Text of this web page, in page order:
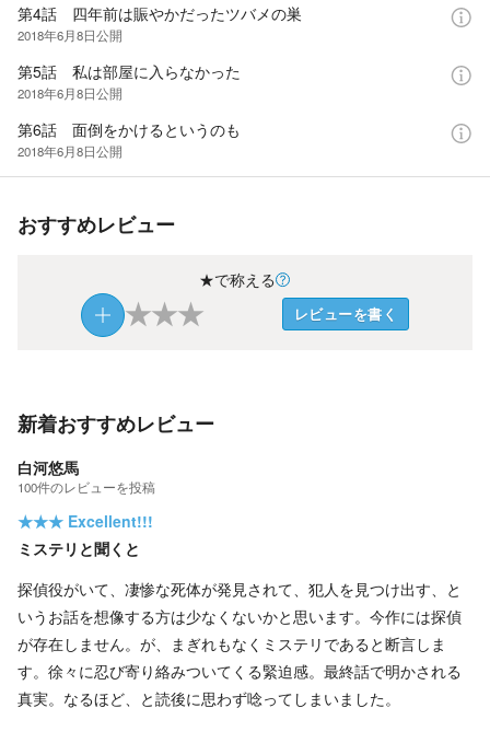
第4話 四年前は賑やかだったツバメの巣
2018年6月8日公開
第5話 私は部屋に入らなかった
2018年6月8日公開
第6話 面倒をかけるというのも
2018年6月8日公開
おすすめレビュー
★で称える
★★★ レビューを書く
新着おすすめレビュー
白河悠馬
100件のレビューを投稿
★★★ Excellent!!!
ミステリと聞くと
探偵役がいて、凄惨な死体が発見されて、犯人を見つけ出す、と
いうお話を想像する方は少なくないかと思います。今作には探偵
が存在しません。が、まぎれもなくミステリであると断言しま
す。徐々に忍び寄り絡みついてくる緊迫感。最終話で明かされる
真実。なるほど、と読後に思わず唸ってしまいました。